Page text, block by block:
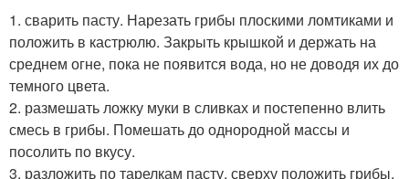
1. сварить пасту. Нарезать грибы плоскими ломтиками и
положить в кастрюлю. Закрыть крышкой и держать на
среднем огне, пока не появится вода, но не доводя их до
темного цвета.
2. размешать ложку муки в сливках и постепенно влить
смесь в грибы. Помешать до однородной массы и
посолить по вкусу.
3. разложить по тарелкам пасту, сверху положить грибы.